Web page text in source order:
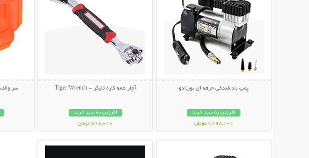
پمپ باد فندکی حرفه ای تورنادو
افزودن به سبد خرید
2,998,000 تومان
آچار همه کاره تایگر - Tiger Wrench
افزودن به سبد خرید
898,000 تومان
سر والف